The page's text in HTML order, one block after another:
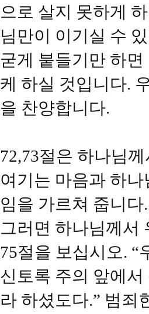
으로 살지 못하게
님만이 이기실 수
굳게 붙들기만 하
케 하실 것입니다.
을 찬양합니다.
72,73절은 하나님
여기는 마음과 하
임을 가르쳐 줍니다.
그러면 하나님께서
75절을 보십시오. “
신토록 주의 앞에
라 하셨도다.” 범죄